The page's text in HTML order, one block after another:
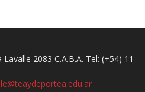
2083 C.A.B.A. Tel: (+54) 11